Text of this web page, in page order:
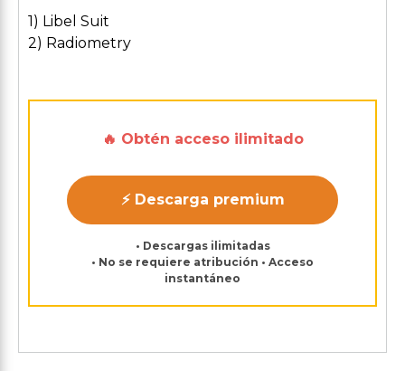
1) Libel Suit
2) Radiometry
🔥 Obtén acceso ilimitado
⚡ Descarga premium
• Descargas ilimitadas
• No se requiere atribución • Acceso
instantáneo